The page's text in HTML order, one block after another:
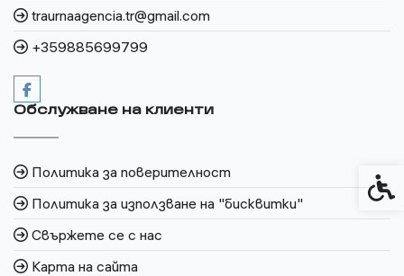
traurnaagencia.tr@gmail.com
+359885699799
Обслужване на клиенти
Политика за поверителност
Политика за използване на "бисквитки"
Свържете се с нас
Карта на сайта